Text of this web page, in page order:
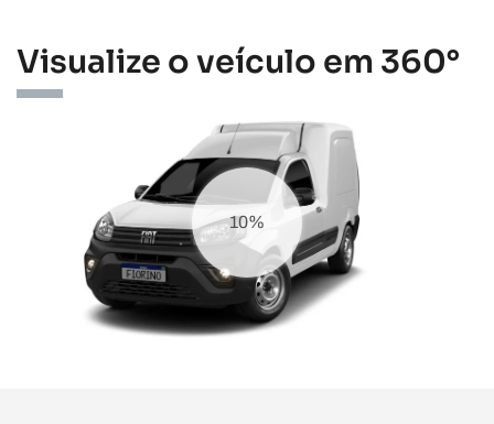
Visualize o veículo em 360°
17%